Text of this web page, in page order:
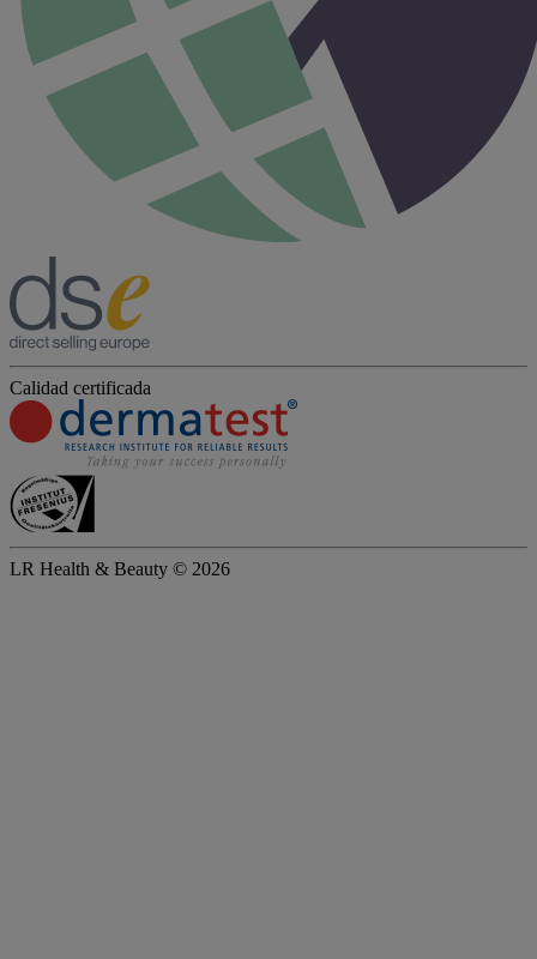
Calidad certificada
LR Health & Beauty © 2026